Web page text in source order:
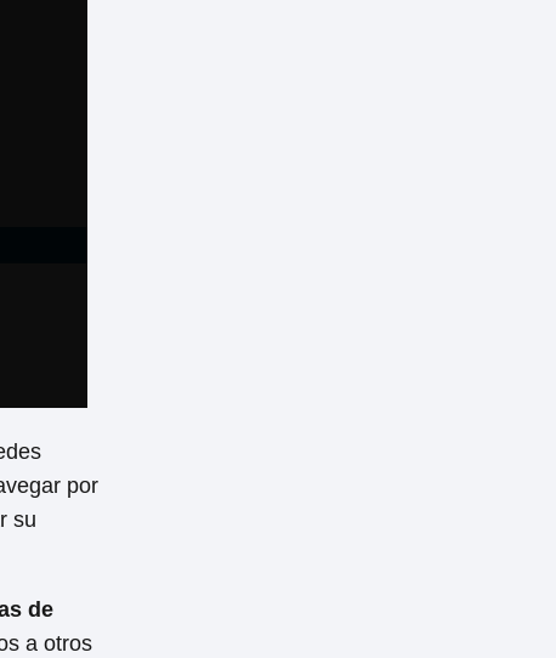
por
su
de
a otros